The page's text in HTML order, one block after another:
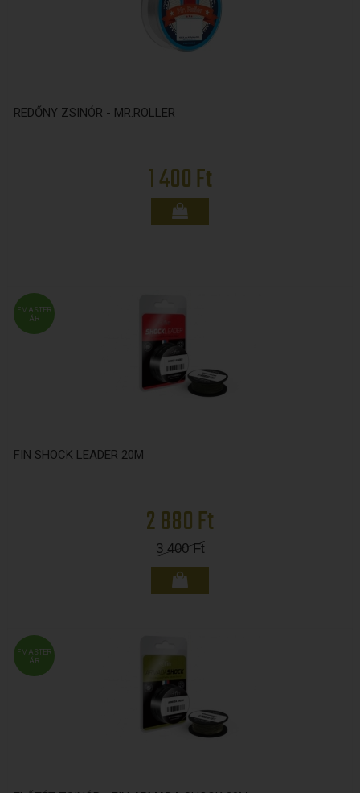
REDŐNY ZSINÓR - MR.ROLLER
1 400 Ft
FMASTER
ÁR
FIN SHOCK LEADER 20M
2 880 Ft
3 400Ft
FMASTER
ÁR